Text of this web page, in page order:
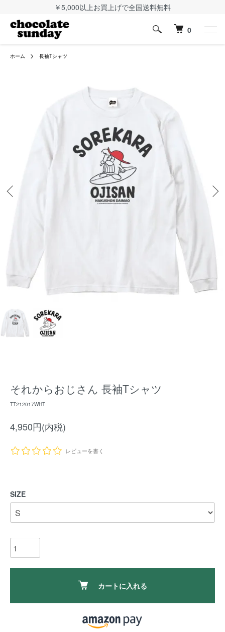
￥5,000以上お買上げで全国送料無料
0
ホーム 長袖Tシャツ
それからおじさん 長袖Tシャツ
TT212017WHT
4,950円(内税)
レビューを書く
SIZE
カートに入れる